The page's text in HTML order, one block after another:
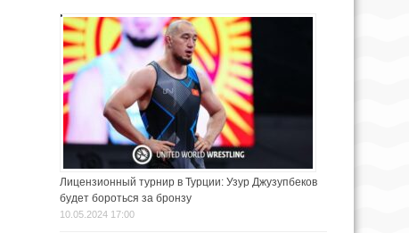
Лицензионный турнир в Турции: Узур Джузупбеков
будет бороться за бронзу
10.05.2024 17:00